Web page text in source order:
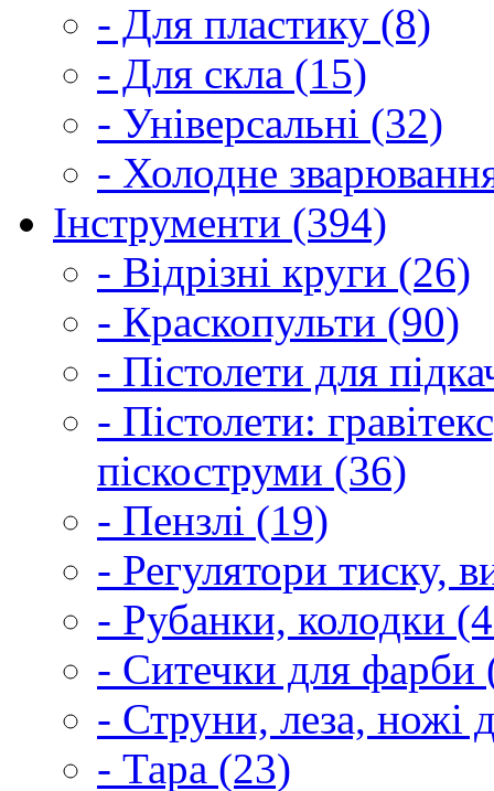
- Для пластику (8)
- Для скла (15)
- Універсальні (32)
- Холодне
Інструменти (394)
- Відрізні круги (26)
- Краскопульти (90)
- Пістолети для
- Пістолети:
піскоструми (36)
- Пензлі (19)
- Регулятори тиску,
- Рубанки, колодки
- Ситечки для фарби
- Струни, леза, ножі
- Тара (23)